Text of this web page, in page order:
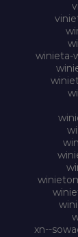
winieta-
xn--